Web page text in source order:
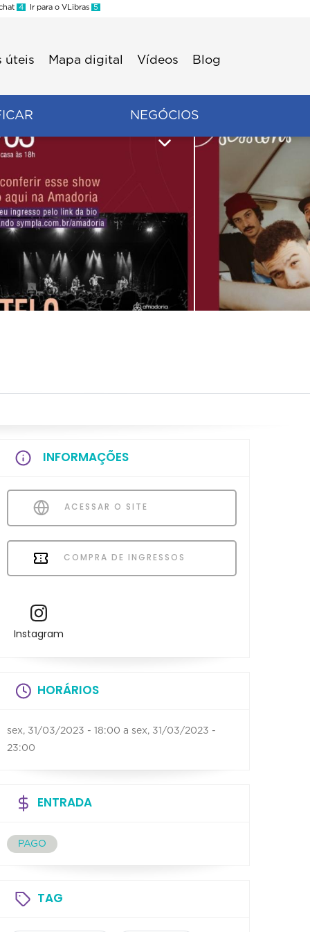
4 Ir para o VLibras 5
úteis Mapa digital Vídeos Blog
NEGÓCIOS
INFORMAÇÕES
ACESSAR O SITE
COMPRA DE INGRESSOS
Instagram
HORÁRIOS
sex, 31/03/2023 - 18:00 a sex, 31/03/2023 -
23:00
ENTRADA
PAGO
TAG